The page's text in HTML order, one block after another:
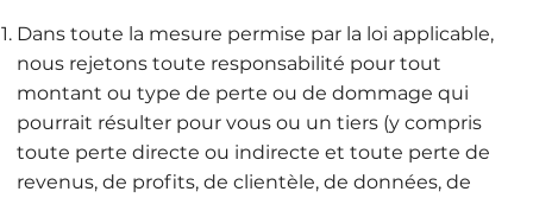
Dans toute la mesure permise par la loi applicable,
nous rejetons toute responsabilité pour tout
montant ou type de perte ou de dommage qui
pourrait résulter pour vous ou un tiers (y compris
toute perte directe ou indirecte et toute perte de
revenus, de profits, de clientèle, de données, de